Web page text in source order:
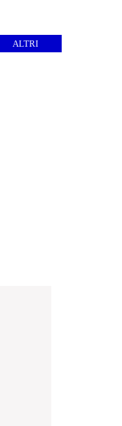
ALTRI